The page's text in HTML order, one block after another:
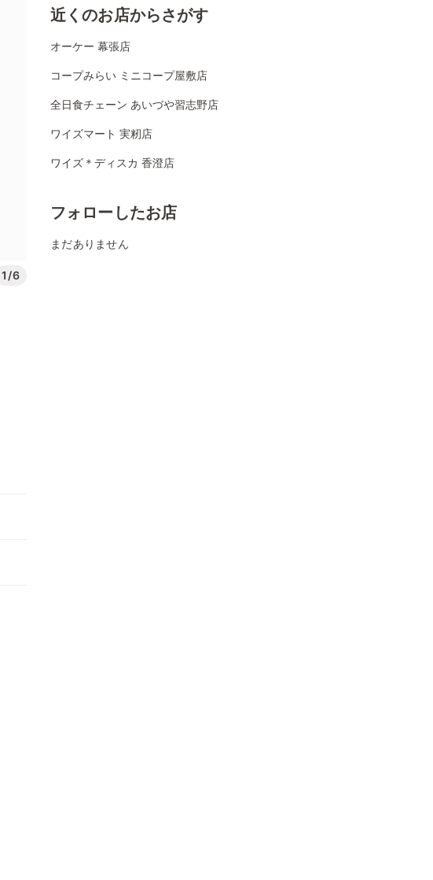
1/6
近くのお店からさがす
オーケー 幕張店
コープみらい ミニコープ屋敷店
全日食チェーン あいづや習志野店
ワイズマート 実籾店
ワイズ＊ディスカ 香澄店
フォローしたお店
まだありません